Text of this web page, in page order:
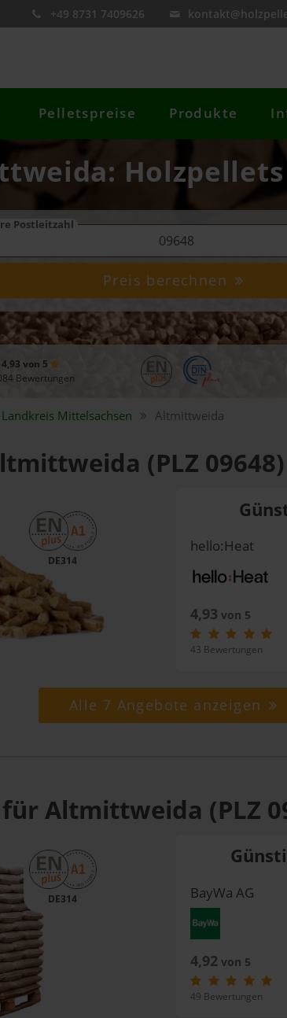
+49 8731 7409626
Pelletspreise Produkte
Postleitzahl
Preis berechnen
4,93 von 5
Bewertungen
Landkreis Mittelsachsen Altmittweida
(PLZ 09648)
DE314
hello:Heat
4,93 von 5
43 Bewertungen
Alle 7 Angebote anzeigen
Altmittweida (PLZ
DE314 BayWa AG
4,92von 5
49 Bewertungen